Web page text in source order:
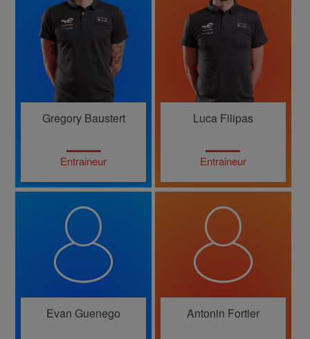
Gregory Baustert
Entraineur
Luca Filipas
Entraineur
Evan Guenego Antonin Fortier